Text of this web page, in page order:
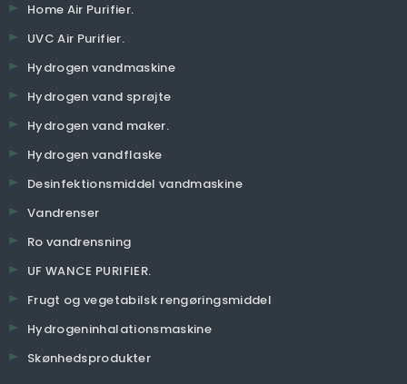
Home Air Purifier.
UVC Air Purifier.
Hydrogen vandmaskine
Hydrogen vand sprøjte
Hydrogen vand maker.
Hydrogen vandflaske
Desinfektionsmiddel vandmaskine
Vandrenser
Ro vandrensning
UF WANCE PURIFIER.
Frugt og vegetabilsk rengøringsmiddel
Hydrogeninhalationsmaskine
Skønhedsprodukter